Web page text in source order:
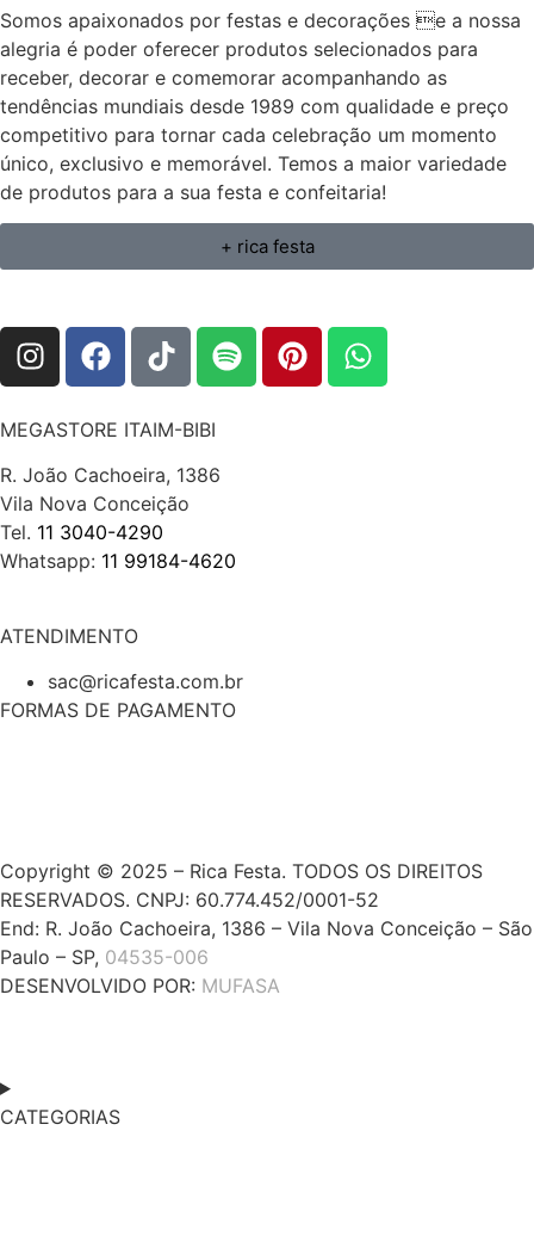
Somos apaixonados por festas e decorações e a nossa
alegria é poder oferecer produtos selecionados para
receber, decorar e comemorar acompanhando as
tendências mundiais desde 1989 com qualidade e preço
competitivo para tornar cada celebração um momento
único, exclusivo e memorável. Temos a maior variedade
de produtos para a sua festa e confeitaria!
+ rica festa
MEGASTORE ITAIM-BIBI
R. João Cachoeira, 1386
Vila Nova Conceição
Tel. 11 3040-4290
Whatsapp: 11 99184-4620
ATENDIMENTO
sac@ricafesta.com.br
FORMAS DE PAGAMENTO
Copyright © 2025 – Rica Festa. TODOS OS DIREITOS
RESERVADOS. CNPJ: 60.774.452/0001-52
End: R. João Cachoeira, 1386 – Vila Nova Conceição – São
Paulo – SP, 04535-006
DESENVOLVIDO POR: MUFASA
CATEGORIAS